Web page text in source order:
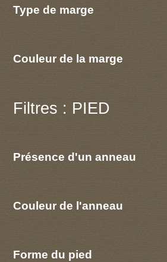
Type de marge
Couleur de la marge
Filtres : PIED
Présence d'un anneau
Couleur de l'anneau
Forme du pied